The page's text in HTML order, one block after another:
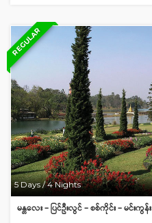
REGULAR
5 Days / 4 Nights
မန္တလေး – ပြင်ဦးလွင် – စစ်ကိုင်း – မင်းကွန်း